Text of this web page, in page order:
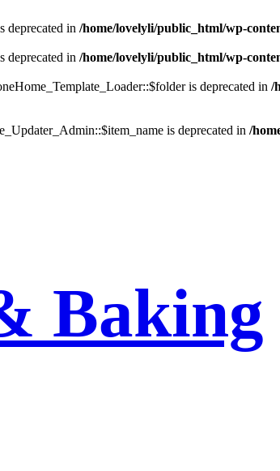
in /home/lovelyli/public_html/wp-
in /home/lovelyli/public_html/wp-
is deprecated in /
is deprecated in /
Baking